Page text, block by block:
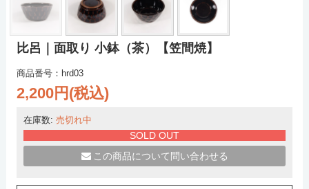
比呂｜面取り 小鉢（茶）【笠間焼】
商品番号：hrd03
2,200円(税込)
在庫数: 売切れ中
SOLD OUT
この商品について問い合わせる